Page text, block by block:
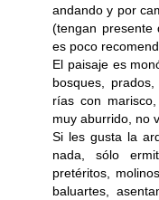
andando y por
(tengan presente
es poco
El paisaje es
bosques,
rías con
muy aburrido, no
Si les gusta la
nada, sólo
pretéritos,
baluartes,